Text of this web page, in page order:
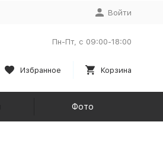
Войти
Пн-Пт, с 09:00-18:00
Избранное Корзина
Фото